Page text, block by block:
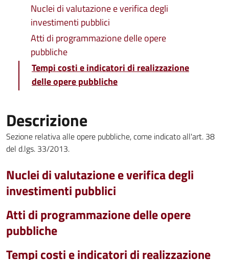
Nuclei di valutazione e verifica degli
investimenti pubblici
Atti di programmazione delle opere
pubbliche
Tempi costi e indicatori di realizzazione
delle opere pubbliche
Descrizione
Sezione relativa alle opere pubbliche, come indicato all'art. 38
del d.lgs. 33/2013.
Nuclei di valutazione e verifica degli
investimenti pubblici
Atti di programmazione delle opere
pubbliche
Tempi costi e indicatori di realizzazione